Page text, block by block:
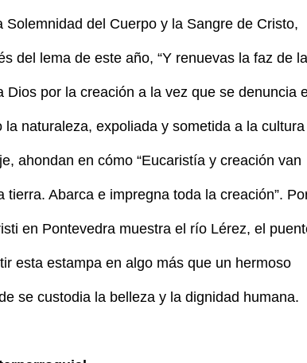
del Cuerpo y la Sangre de Cristo,
del lema de este año, “Y renuevas la faz de la
por la creación a la vez que se denuncia
naturaleza, expoliada y sometida a la cultura
ahondan en cómo “Eucaristía y creación van
Abarca e impregna toda la creación”.
en Pontevedra muestra el río Lérez, el
esta estampa en algo más que un hermoso
se custodia la belleza y la dignidad humana.